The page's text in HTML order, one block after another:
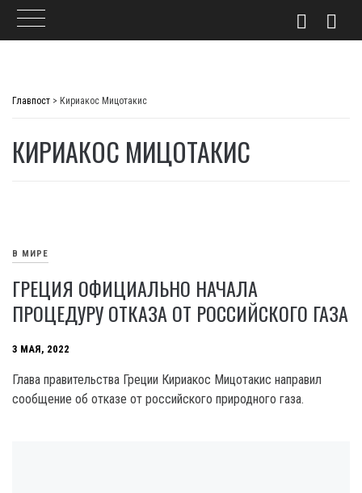
Главпост > Кириакос Мицотакис
КИРИАКОС МИЦОТАКИС
В МИРЕ
ГРЕЦИЯ ОФИЦИАЛЬНО НАЧАЛА
ПРОЦЕДУРУ ОТКАЗА ОТ РОССИЙСКОГО ГАЗА
3 МАЯ, 2022
Глава правительства Греции Кириакос Мицотакис направил
сообщение об отказе от российского природного газа.